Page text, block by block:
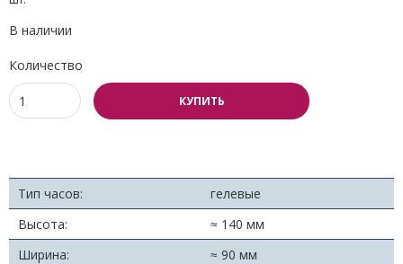
В наличии
Количество
КУПИТЬ
Тип часов:
гелевые
Высота:
≈ 140 мм
Ширина:
≈ 90 мм